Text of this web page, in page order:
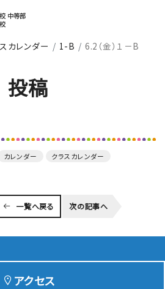
学校紹介
コース紹介
学校生活
カレンダー 1-B 6.2（金）１－B
投稿
カレンダー クラスカレンダー
一覧へ戻る 次の記事へ
アクセス